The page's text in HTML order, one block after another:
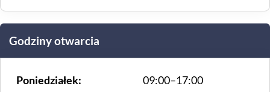
Godziny otwarcia
Poniedziałek:
09:00–17:00